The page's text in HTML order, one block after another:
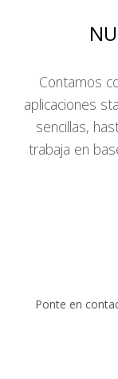
Contamos
aplicaciones
sencillas,
trabaja en
Ponte en